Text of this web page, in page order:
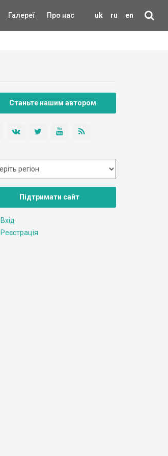
uk ru en
Галереї Про нас
Станьте нашим автором
Підтримати сайт
Вхід
Реєстрація